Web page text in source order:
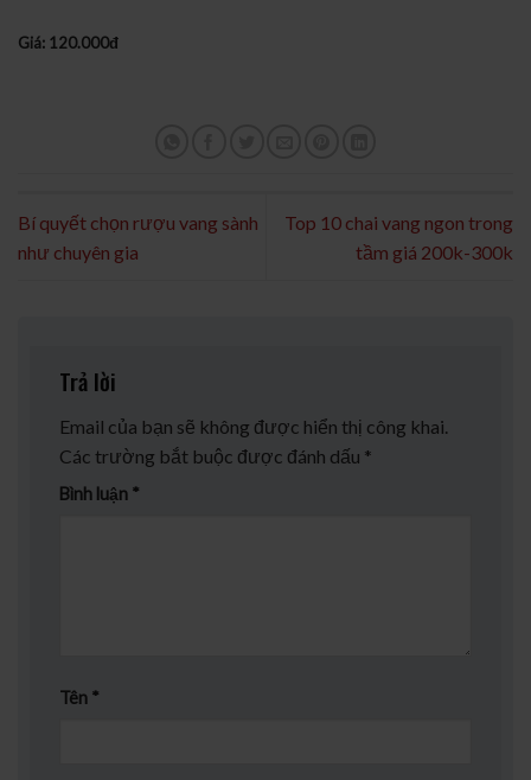
Giá: 120.000đ
Bí quyết chọn rượu vang sành
như chuyên gia
Top 10 chai vang ngon trong
tầm giá 200k-300k
Trả lời
Email của bạn sẽ không được hiển thị công khai.
Các trường bắt buộc được đánh dấu *
Bình luận *
Tên *